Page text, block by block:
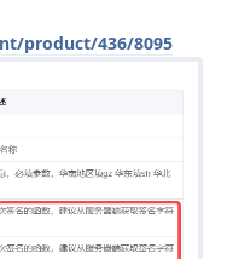
product/436/8095